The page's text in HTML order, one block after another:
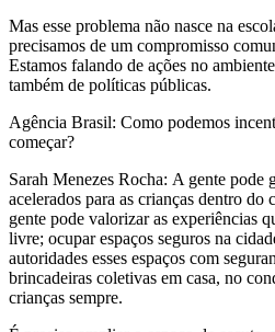
Mas esse problema não nasce na
precisamos de um compromisso
Estamos falando de ações no
também de políticas públicas.
Agência Brasil: Como podemos
começar?
Sarah Menezes Rocha: A gente pode
acelerados para as crianças dentro
gente pode valorizar as experiências
livre; ocupar espaços seguros na
autoridades esses espaços com
brincadeiras coletivas em casa, no
crianças sempre.